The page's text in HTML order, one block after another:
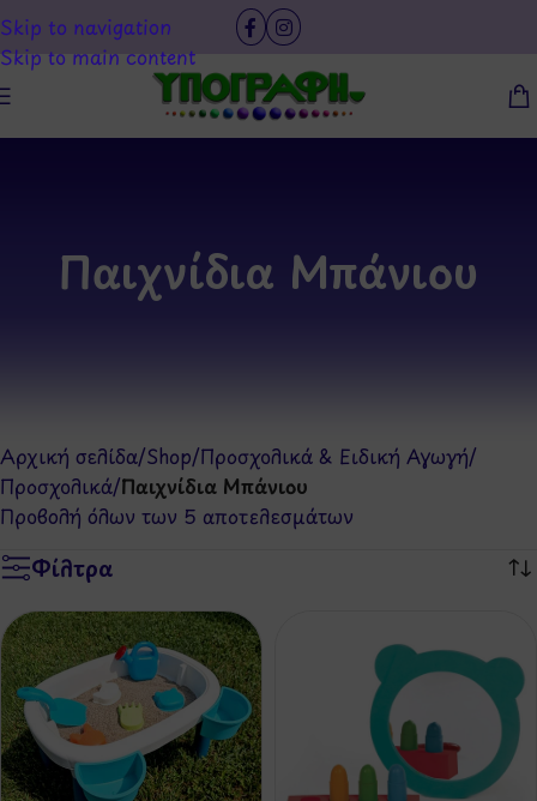
Skip to navigation
Skip to main content
Παιχνίδια Μπάνιου
Αρχική σελίδα/Shop/Προσχολικά & Ειδική Αγωγή/
Προσχολικά/Παιχνίδια Μπάνιου
Προβολή όλων των 5 αποτελεσμάτων
Φίλτρα